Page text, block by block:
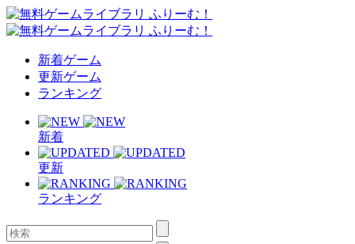
新着ゲーム
更新ゲーム
ランキング
新着
更新
ランキング